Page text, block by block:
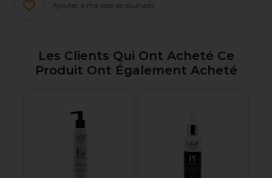
Ajouter à ma liste de souhaits
Les Clients Qui Ont Acheté Ce
Produit Ont Également Acheté